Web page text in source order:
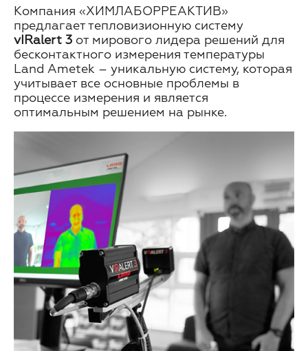
Компания «ХИМЛАБОРРЕАКТИВ»
предлагает тепловизионную систему
vIRalert 3 от мирового лидера решений для
бесконтактного измерения температуры
Land Ametek – уникальную систему, которая
учитывает все основные проблемы в
процессе измерения и является
оптимальным решением на рынке.